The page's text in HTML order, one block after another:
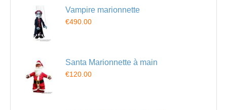
Vampire marionnette
€490.00
Santa Marionnette à main
€120.00